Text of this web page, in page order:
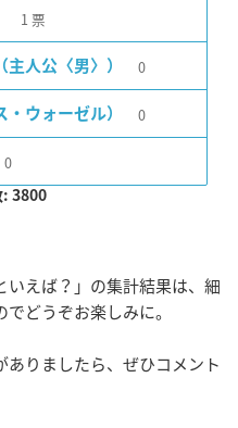
1 票
人公〈男〉） 0
ウォーゼル） 0
0
: 3800
いえば？」の集計結果は、細
どうぞお楽しみに。
りましたら、ぜひコメント